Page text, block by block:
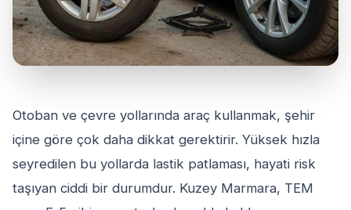
Otoban ve çevre yollarında araç kullanmak, şehir
içine göre çok daha dikkat gerektirir. Yüksek hızla
seyredilen bu yollarda lastik patlaması, hayati risk
taşıyan ciddi bir durumdur. Kuzey Marmara, TEM